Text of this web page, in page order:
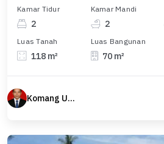
Kamar Tidur
2
Kamar Mandi
2
Luas Tanah
118 m²
Luas Bangunan
70 m²
Komang Udiana